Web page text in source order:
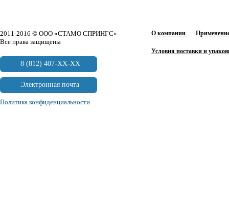
О компании
Условия поставки и
2011-2016 © ООО «СТАМО СПРИНГС»
Все права защищены
8 (812) 407-XX-XX
Электронная почта
Политика конфиденциальности